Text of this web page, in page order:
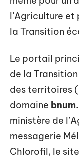
l’Agriculture et
la Transition
Le portail
de la
des territoires
domaine
ministère de
messagerie
Chlorofil, le